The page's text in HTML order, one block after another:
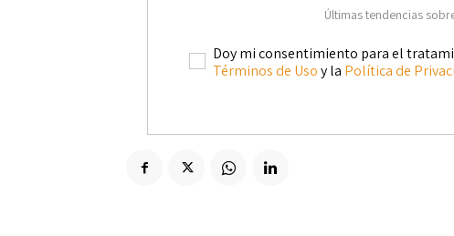
Últimas tendencias
Doy mi consentimiento para el
Términos de Usoy la Política de